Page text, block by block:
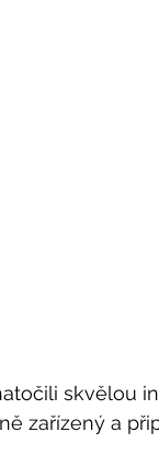
skvělou
zařízený a